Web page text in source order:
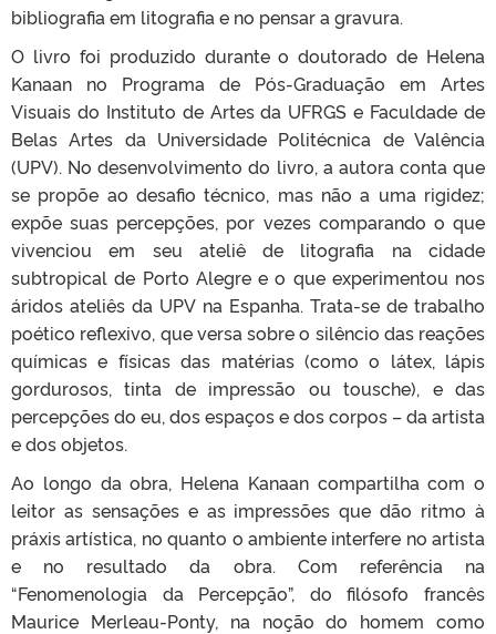
bibliografia em litografia e no pensar a gravura.
O livro foi produzido durante o doutorado de Helena
Kanaan no Programa de Pós-Graduação em Artes
Visuais do Instituto de Artes da UFRGS e Faculdade de
Belas Artes da Universidade Politécnica de Valência
(UPV). No desenvolvimento do livro, a autora conta que
se propõe ao desafio técnico, mas não a uma rigidez;
expõe suas percepções, por vezes comparando o que
vivenciou em seu ateliê de litografia na cidade
subtropical de Porto Alegre e o que experimentou nos
áridos ateliês da UPV na Espanha. Trata-se de trabalho
poético reflexivo, que versa sobre o silêncio das reações
químicas e físicas das matérias (como o látex, lápis
gordurosos, tinta de impressão ou tousche), e das
percepções do eu, dos espaços e dos corpos – da artista
e dos objetos.
Ao longo da obra, Helena Kanaan compartilha com o
leitor as sensações e as impressões que dão ritmo à
práxis artística, no quanto o ambiente interfere no artista
e no resultado da obra. Com referência na
“Fenomenologia da Percepção”, do filósofo francês
Maurice Merleau-Ponty, na noção do homem como